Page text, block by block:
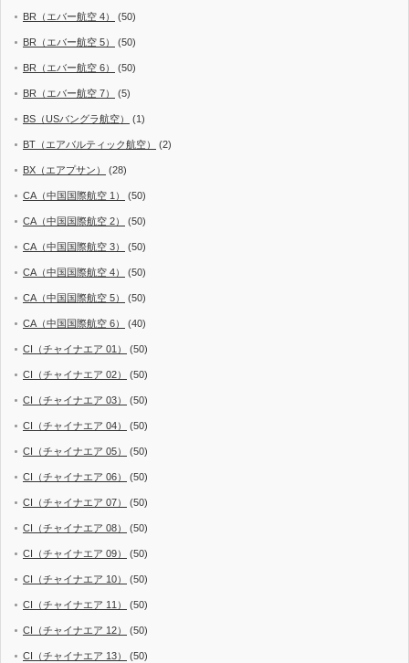
BR（エバー航空 4） (50)
BR（エバー航空 5） (50)
BR（エバー航空 6） (50)
BR（エバー航空 7） (5)
BS（USバングラ航空） (1)
BT（エアバルティック航空） (2)
BX（エアプサン） (28)
CA（中国国際航空 1） (50)
CA（中国国際航空 2） (50)
CA（中国国際航空 3） (50)
CA（中国国際航空 4） (50)
CA（中国国際航空 5） (50)
CA（中国国際航空 6） (40)
CI（チャイナエア 01） (50)
CI（チャイナエア 02） (50)
CI（チャイナエア 03） (50)
CI（チャイナエア 04） (50)
CI（チャイナエア 05） (50)
CI（チャイナエア 06） (50)
CI（チャイナエア 07） (50)
CI（チャイナエア 08） (50)
CI（チャイナエア 09） (50)
CI（チャイナエア 10） (50)
CI（チャイナエア 11） (50)
CI（チャイナエア 12） (50)
CI（チャイナエア 13） (50)